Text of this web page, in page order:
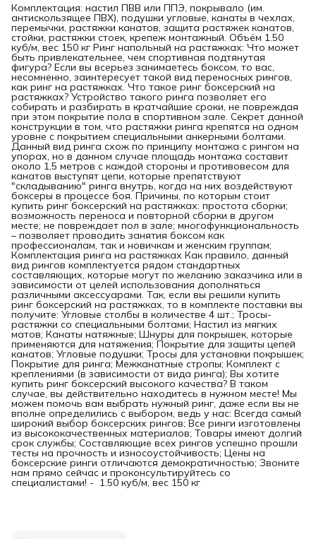
Комплектация: настил ПВВ или ППЭ, покрывало (им.
антискользящее ПВХ), подушки угловые, канаты в чехлах,
перемычки, растяжки канатов, защита растяжек канатов,
стойки, растяжки стоек, крепеж монтажный. Объём 1.50
куб/м, вес 150 кг Ринг напольный на растяжках: Что может
быть привлекательнее, чем спортивная подтянутая
фигура? Если вы всерьез занимаетесь боксом, то вас,
несомненно, заинтересует такой вид переносных рингов,
как ринг на растяжках. Что такое ринг боксерский на
растяжках? Устройство такого ринга позволяет его
собирать и разбирать в кратчайшие сроки, не повреждая
при этом покрытие пола в спортивном зале. Секрет данной
конструкции в том, что растяжки ринга крепятся на одном
уровне с покрытием специальными анкерными болтами.
Данный вид ринга схож по принципу монтажа с рингом на
упорах, но в данном случае площадь монтажа составит
около 1,5 метров с каждой стороны и противовесом для
канатов выступят цепи, которые препятствуют
"складыванию" ринга внутрь, когда на них воздействуют
боксеры в процессе боя. Причины, по которым стоит
купить ринг боксерский на растяжках: простота сборки;
возможность переноса и повторной сборки в другом
месте; не повреждает пол в зале; многофункциональность
– позволяет проводить занятия боксом как
профессионалам, так и новичкам и женским группам;
Комплектация ринга на растяжках Как правило, данный
вид рингов комплектуется рядом стандартных
составляющих, которые могут по желанию заказчика или в
зависимости от целей использования дополняться
различными аксессуарами. Так, если вы решили купить
ринг боксерский на растяжках, то в комплекте поставки вы
получите: Угловые столбы в количестве 4 шт.; Тросы-
растяжки со специальными болтами; Настил из мягких
матов; Канаты натяжные; Шнуры для покрышек, которые
применяются для натяжения; Покрытие для защиты цепей
канатов; Угловые подушки; Тросы для установки покрышек;
Покрытие для ринга; Межканатные стропы; Комплект с
креплениями (в зависимости от вида ринга); Вы хотите
купить ринг боксерский высокого качества? В таком
случае, вы действительно находитесь в нужном месте! Мы
можем помочь вам выбрать нужный ринг, даже если вы не
вполне определились с выбором, ведь у нас: Всегда самый
широкий выбор боксерских рингов; Все ринги изготовлены
из высококачественных материалов; Товары имеют долгий
срок службы; Составляющие всех рингов успешно прошли
тесты на прочность и износоустойчивость; Цены на
боксерские ринги отличаются демократичностью; Звоните
нам прямо сейчас и проконсультируйтесь со
специалистами! - 1.50 куб/м, вес 150 кг